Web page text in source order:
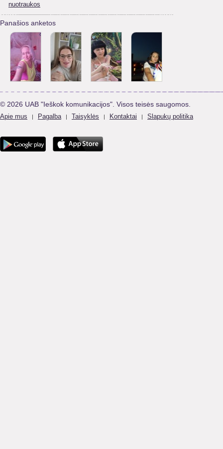
nuotraukos
Panašios anketos
© 2026 UAB "Ieškok komunikacijos". Visos teisės saugomos.
Apie mus | Pagalba | Taisyklės | Kontaktai | Slapukų politika